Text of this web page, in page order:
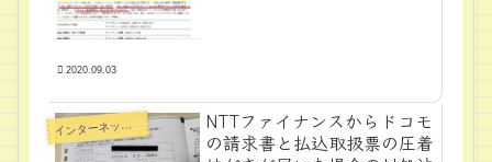
2020.09.03
イ ンターネット・裏技
NTTファイナンスからドコモ
の請求書と払込取扱票の圧着